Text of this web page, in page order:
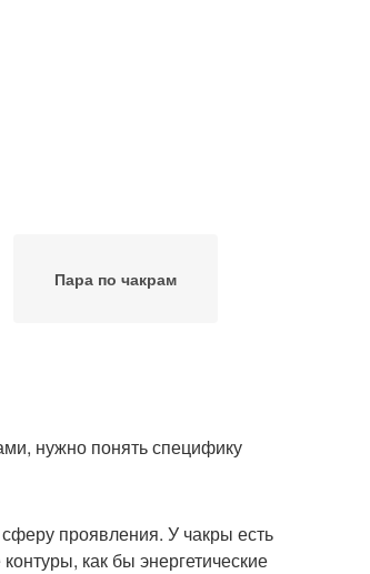
Пара по чакрам
нужно понять специфику
проявления. У чакры есть
как бы энергетические